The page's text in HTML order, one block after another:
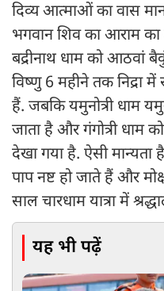
दिव्य आत्माओं का वास
भगवान शिव का आराम का
बद्रीनाथ धाम को आठवां
विष्णु 6 महीने तक निद्रा
हैं. जबकि यमुनोत्री धाम
जाता है और गंगोत्री धाम
देखा गया है. ऐसी मान्यता
पाप नष्ट हो जाते हैं और
साल चारधाम यात्रा में
यह भी पढ़ें